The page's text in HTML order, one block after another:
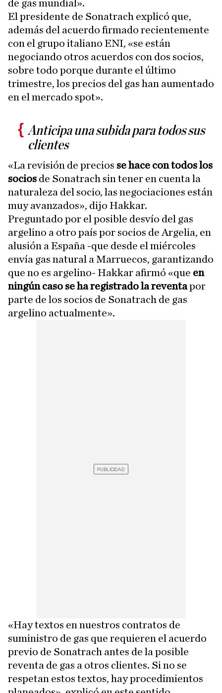
de gas mundial».
El presidente de Sonatrach explicó que,
además del acuerdo firmado recientemente
con el grupo italiano ENI, «se están
negociando otros acuerdos con dos socios,
sobre todo porque durante el último
trimestre, los precios del gas han aumentado
en el mercado spot».
Anticipa una subida para todos sus
clientes
«La revisión de precios se hace con todos los
socios de Sonatrach sin tener en cuenta la
naturaleza del socio, las negociaciones están
muy avanzados», dijo Hakkar.
Preguntado por el posible desvío del gas
argelino a otro país por socios de Argelia, en
alusión a España -que desde el miércoles
envía gas natural a Marruecos, garantizando
que no es argelino- Hakkar afirmó «que en
ningún caso se ha registrado la reventapor
parte de los socios de Sonatrach de gas
argelino actualmente».
«Hay textos en nuestros contratos de
suministro de gas que requieren el acuerdo
previo de Sonatrach antes de la posible
reventa de gas a otros clientes. Si no se
respetan estos textos, hay procedimientos